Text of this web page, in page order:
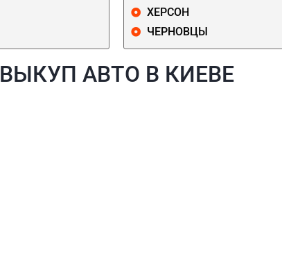
ХЕРСОН
ЧЕРНОВЦЫ
ВЫКУП АВТО В КИЕВЕ